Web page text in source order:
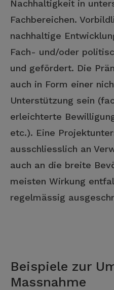
Nachhaltigkeit in
Fachbereichen.
nachhaltige
Fach- und/oder
und gefördert. Die
auch in Form einer
Unterstützung sein
erleichterte
etc.). Eine
ausschliesslich an
auch an die breite
meisten Wirkung
regelmässig
Beispiele zur
Massnahme